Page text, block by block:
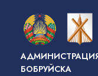
основному
содержанию
БОБРУЙСКА